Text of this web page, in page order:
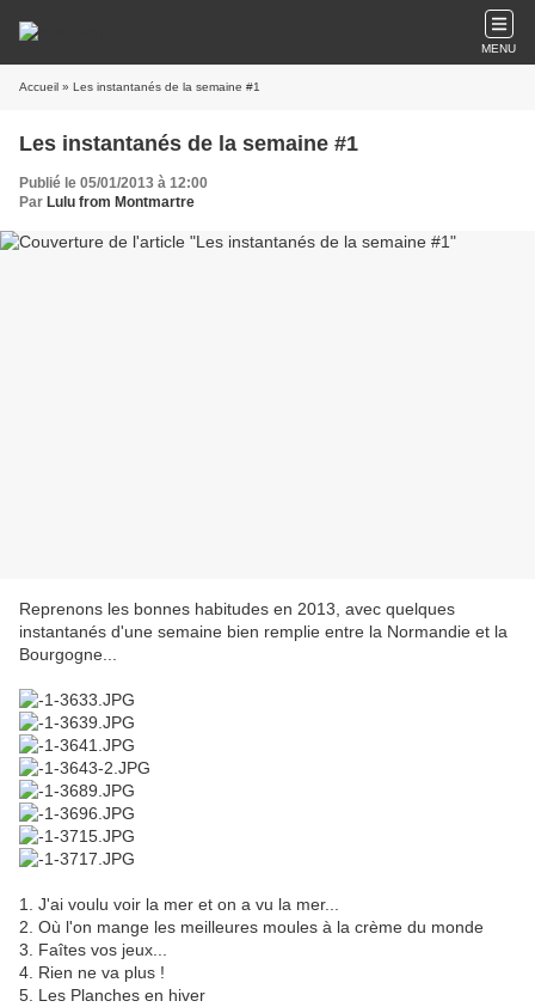
MENU
Accueil » Les instantanés de la semaine #1
Les instantanés de la semaine #1
Publié le 05/01/2013 à 12:00
Par Lulu from Montmartre
Reprenons les bonnes habitudes en 2013, avec quelques
instantanés d'une semaine bien remplie entre la Normandie et la
Bourgogne...
1. J'ai voulu voir la mer et on a vu la mer...
2. Où l'on mange les meilleures moules à la crème du monde
3. Faîtes vos jeux...
4. Rien ne va plus !
5. Les Planches en hiver